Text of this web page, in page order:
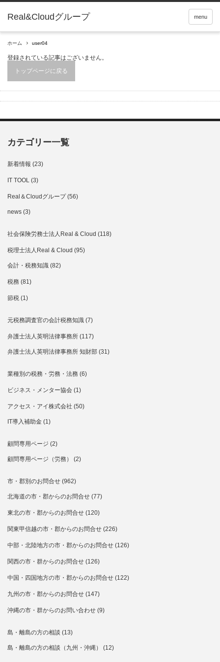
Real&Cloudグループ menu
ホーム user04
登録されている記事はございません。
トップページに戻る
カテゴリー一覧
新着情報 (23)
IT TOOL (3)
Real＆Cloudグループ(56)
news (3)
社会保険労務士法人Real & Cloud (118)
税理士法人Real & Cloud (95)
会計・税務知識 (82)
税務 (81)
節税 (1)
元税務調査官の会計税務知識 (7)
弁護士法人英明法律事務所 (117)
弁護士法人英明法律事務所 知財部 (31)
業種別の税務・労務・法務 (6)
ビジネス・メンター協会 (1)
アクセス・アイ株式会社 (50)
IT導入補助金 (1)
顧問専用ページ (2)
顧問専用ページ（労務） (2)
市・郡別のお問合せ (962)
北海道の市・郡からのお問合せ (77)
東北の市・郡からのお問合せ (120)
関東甲信越の市・郡からのお問合せ (226)
中部・北陸地方の市・郡からのお問合せ (126)
関西の市・群からのお問合せ (126)
中国・四国地方の市・郡からのお問合せ (122)
九州の市・郡からのお問合せ (147)
沖縄の市・群からのお問い合わせ (9)
島・離島の方の相談 (13)
島・離島の方の相談（九州・沖縄） (12)